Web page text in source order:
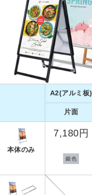
A2(アルミ板)
片面
本体のみ
7,180円
銀色